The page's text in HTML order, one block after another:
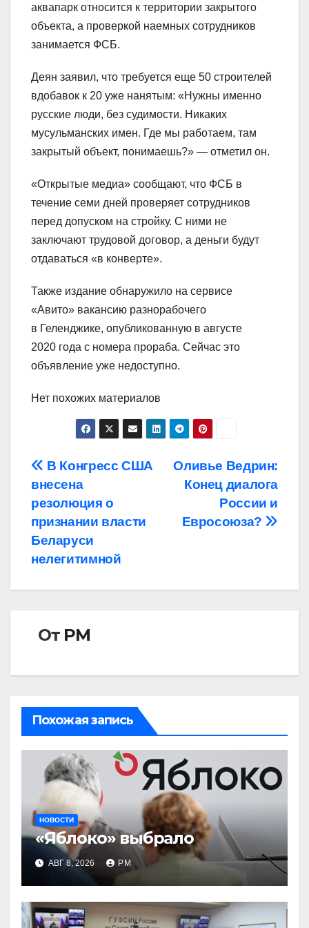
аквапарк относится к территории закрытого
объекта, а проверкой наемных сотрудников
занимается ФСБ.
Деян заявил, что требуется еще 50 строителей
вдобавок к 20 уже нанятым: «Нужны именно
русские люди, без судимости. Никаких
мусульманских имен. Где мы работаем, там
закрытый объект, понимаешь?» — отметил он.
«Открытые медиа» сообщают, что ФСБ в
течение семи дней проверяет сотрудников
перед допуском на стройку. С ними не
заключают трудовой договор, а деньги будут
отдаваться «в конверте».
Также издание обнаружило на сервисе
«Авито» вакансию разнорабочего
в Геленджике, опубликованную в августе
2020 года с номера прораба. Сейчас это
объявление уже недоступно.
Нет похожих материалов
Навигация
по
записям
Оливье Ведрин:
Конец диалога
России и
Евросоюза?
В Конгресс США
внесена
резолюция о
признании власти
Беларуси
нелегитимной
От РМ
Похожая запись
НОВОСТИ
«Яблоко» выбрало
АВГ 8, 2026 РМ